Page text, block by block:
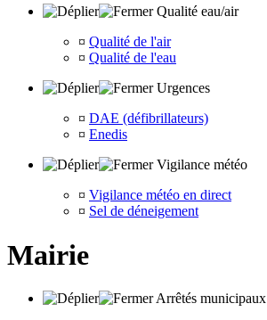
Qualité eau/air
¤ Qualité de l'air
¤ Qualité de l'eau
Urgences
¤ DAE (défibrillateurs)
¤ Enedis
Vigilance météo
¤ Vigilance météo en direct
¤ Sel de déneigement
Mairie
Arrêtés municipaux